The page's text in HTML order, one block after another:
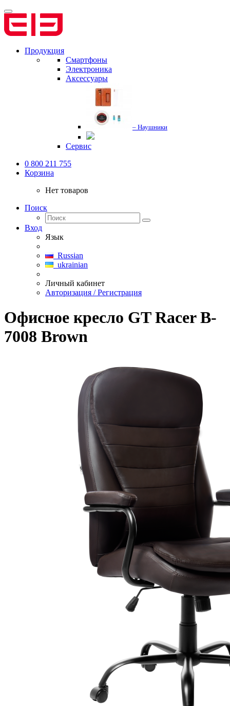
Продукция
Смартфоны
Электроника
Аксессуары
– Наушники
Сервис
0 800 211 755
Корзина
Нет товаров
Поиск
Вход
Язык
Russian
ukrainian
Личный кабинет
Авторизация / Регистрация
Офисное кресло GT Racer B-
7008 Brown